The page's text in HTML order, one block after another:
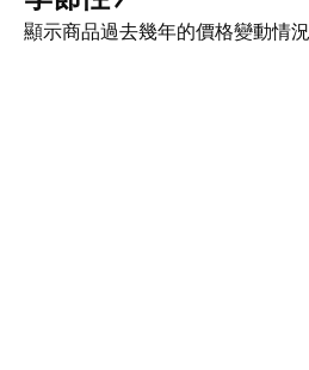
顯示商品過去幾年的價格變動情